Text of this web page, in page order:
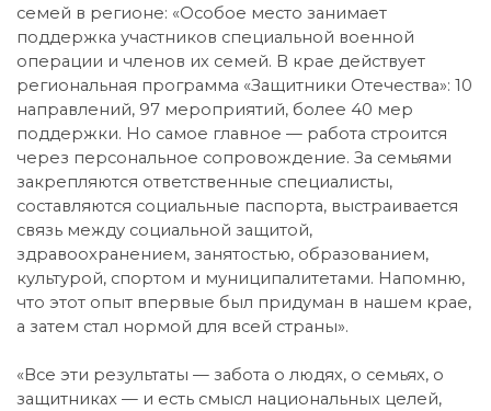
семей в регионе: «Особое место занимает
поддержка участников специальной военной
операции и членов их семей. В крае действует
региональная программа «Защитники Отечества»: 10
направлений, 97 мероприятий, более 40 мер
поддержки. Но самое главное — работа строится
через персональное сопровождение. За семьями
закрепляются ответственные специалисты,
составляются социальные паспорта, выстраивается
связь между социальной защитой,
здравоохранением, занятостью, образованием,
культурой, спортом и муниципалитетами. Напомню,
что этот опыт впервые был придуман в нашем крае,
а затем стал нормой для всей страны».
«Все эти результаты — забота о людях, о семьях, о
защитниках — и есть смысл национальных целей,